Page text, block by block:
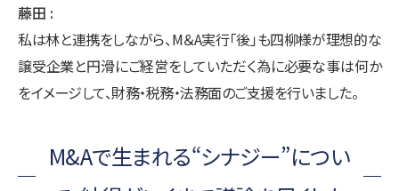
藤田
私は林と連携をしながら、M＆A実行「後」も四柳様が理想的な
譲受企業と円滑にご経営をしていただく為に必要な事は何か
をイメージして、財務・税務・法務面のご支援を行いました。
M&Aで生まれる“シナジー”につい